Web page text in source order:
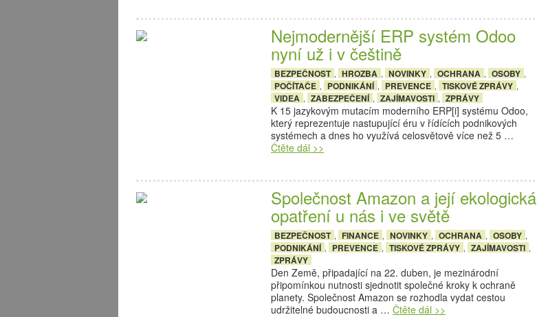
Nejmodernější ERP systém Odoo
nyní už i v češtině
BEZPEČNOST , HROZBA , NOVINKY , OCHRANA , OSOBY ,
POČÍTAČE , PODNIKÁNÍ , PREVENCE , TISKOVÉ ZPRÁVY ,
VIDEA , ZABEZPEČENÍ , ZAJÍMAVOSTI , ZPRÁVY
K 15 jazykovým mutacím moderního ERP[i] systému Odoo,
který reprezentuje nastupující éru v řídících podnikových
systémech a dnes ho využívá celosvětově více než 5 …
Čtěte dál >>
Společnost Amazon a její ekologická
opatření u nás i ve světě
BEZPEČNOST , FINANCE , NOVINKY , OCHRANA , OSOBY ,
PODNIKÁNÍ , PREVENCE , TISKOVÉ ZPRÁVY , ZAJÍMAVOSTI ,
ZPRÁVY
Den Země, připadající na 22. duben, je mezinárodní
připomínkou nutnosti sjednotit společné kroky k ochraně
planety. Společnost Amazon se rozhodla vydat cestou
udržitelné budoucnosti a … Čtěte dál >>